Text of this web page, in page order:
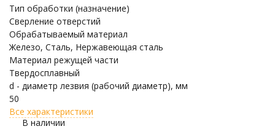
Тип обработки (назначение)
Сверление отверстий
Обрабатываемый материал
Железо, Сталь, Нержавеющая сталь
Материал режущей части
Твердосплавный
d - диаметр лезвия (рабочий диаметр), мм
50
Все характеристики
В наличии